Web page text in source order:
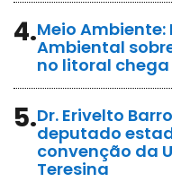
4.Meio
Ambiental
no litoral chega
5.Dr. Erivelto
deputado
convenção da
Teresina